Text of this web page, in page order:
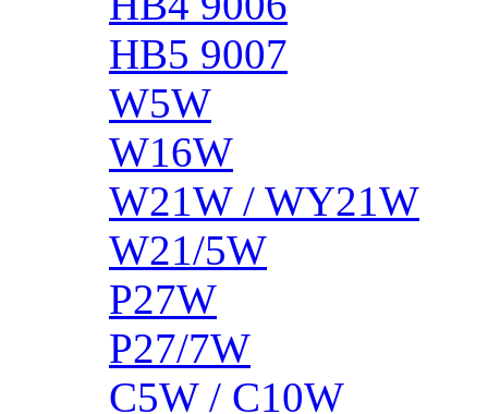
HB5 9007
W5W
W16W
W21W / WY21W
W21/5W
P27W
P27/7W
C5W / C10W